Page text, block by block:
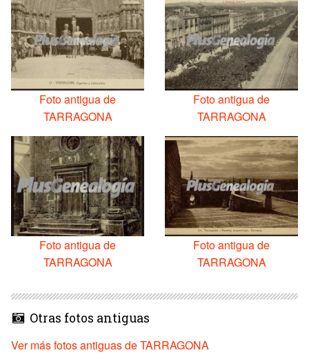
Foto antigua de
TARRAGONA
Foto antigua de
TARRAGONA
Foto antigua de
TARRAGONA
Foto antigua de
TARRAGONA
Otras fotos antiguas
Ver más fotos antiguas de TARRAGONA